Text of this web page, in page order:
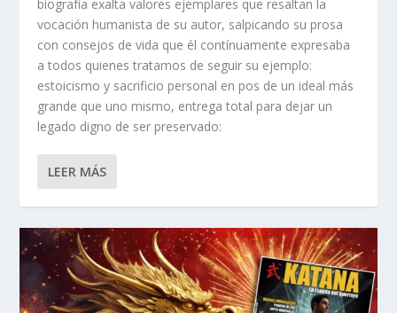
biografía exalta valores ejemplares que resaltan la
vocación humanista de su autor, salpicando su prosa
con consejos de vida que él contínuamente expresaba
a todos quienes tratamos de seguir su ejemplo:
estoicismo y sacrificio personal en pos de un ideal más
grande que uno mismo, entrega total para dejar un
legado digno de ser preservado:
LEER MÁS